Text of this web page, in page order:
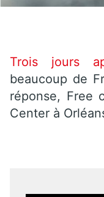
Trois jours
beaucoup de
réponse, Free
Center à